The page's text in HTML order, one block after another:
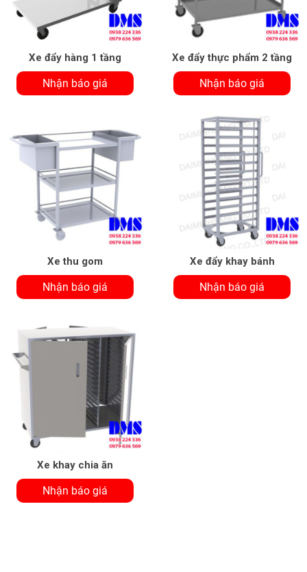
Xe đẩy hàng 1 tầng
Nhận báo giá
Xe đẩy thực phẩm 2 tầng
Nhận báo giá
Xe thu gom
Nhận báo giá
Xe đẩy khay bánh
Nhận báo giá
Xe khay chia ăn
Nhận báo giá